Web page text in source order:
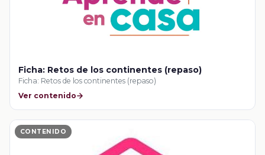
Ficha: Retos de los continentes (repaso)
Ficha: Retos de los continentes (repaso)
Ver contenido
CONTENIDO